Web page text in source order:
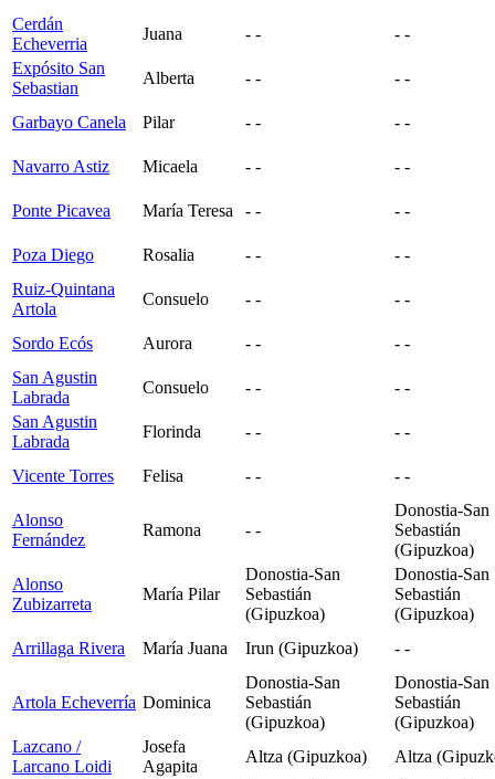
Cerdán
Echeverria
Juana - -
- -
Expósito San
Sebastian
Alberta - - - -
Garbayo Canela Pilar - - - -
Navarro Astiz Micaela - - - -
Ponte Picavea María Teresa - - - -
Poza Diego Rosalia - -
- -
Ruiz-Quintana
Artola
Consuelo - - - -
Sordo Ecós Aurora - -
- -
San Agustin
Labrada
Consuelo - -
- -
San Agustin
Labrada
Florinda - - - -
Vicente Torres Felisa - - - -
Alonso
Fernández
Ramona - -
Donostia-San
Sebastián
(Gipuzkoa)
Alonso
Zubizarreta
María Pilar
Donostia-San
Sebastián
(Gipuzkoa)
Donostia-San
Sebastián
(Gipuzkoa)
Arrillaga Rivera
María Juana Irun (Gipuzkoa) - -
Artola Echeverría Dominica
Donostia-San
Sebastián
(Gipuzkoa)
Donostia-San
Sebastián
(Gipuzkoa)
Lazcano /
Larcano Loidi
Josefa
Agapita
Altza (Gipuzkoa) Altza